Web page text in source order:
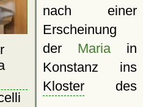
nach einer
Erscheinung
der Mariain
Konstanz ins
Klosterdes